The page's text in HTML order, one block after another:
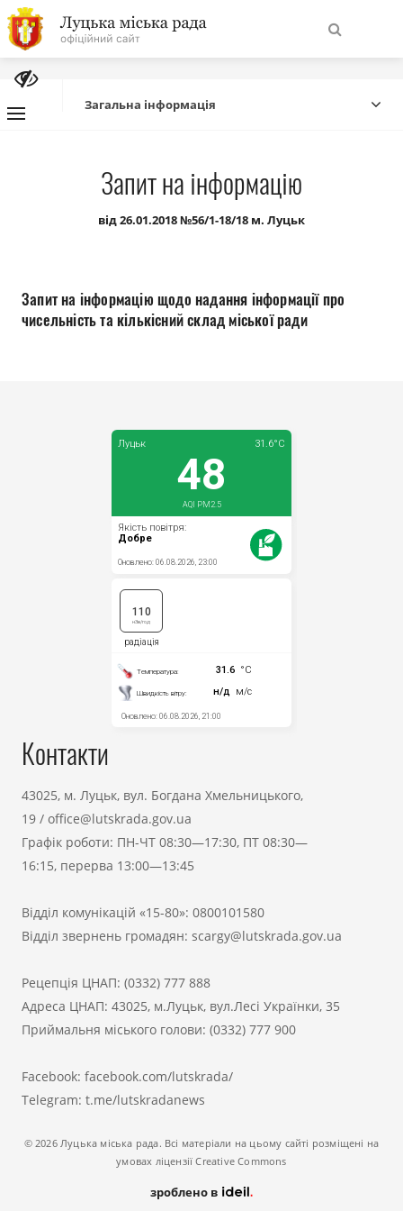
На
головну
сайту
Про місто
Міська влада
Бюджет
Документи
Загальна інформація
Запит на інформацію
від 26.01.2018 №56/1-18/18 м. Луцьк
Запит на інформацію щодо надання інформації про
чисельність та кількісний склад міської ради
Контакти
43025, м. Луцьк, вул. Богдана Хмельницького,
19 / office@lutskrada.gov.ua
Графік роботи: ПН-ЧТ 08:30—17:30, ПТ 08:30—
16:15, перерва 13:00—13:45
Відділ комунікацій «15-80»: 0800101580
Відділ звернень громадян: scargy@lutskrada.gov.ua
Рецепція ЦНАП: (0332) 777 888
Адреса ЦНАП: 43025, м.Луцьк, вул.Лесі Українки, 35
Приймальня міського голови: (0332) 777 900
Facebook: facebook.com/lutskrada/
Telegram: t.me/lutskradanews
© 2026 Луцька міська рада. Всі матеріали на цьому сайті розміщені на
умовах ліцензії Creative Commons
зроблено в